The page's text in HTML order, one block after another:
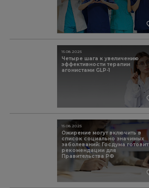
Четыре шага к увеличению
эффективности терапии
агонистами GLP-1
15.08.2025
Ожирение могут включить в
список социально значимых
заболеваний: Госдума готовит
рекомендации для
Правительства РФ
15.08.2025